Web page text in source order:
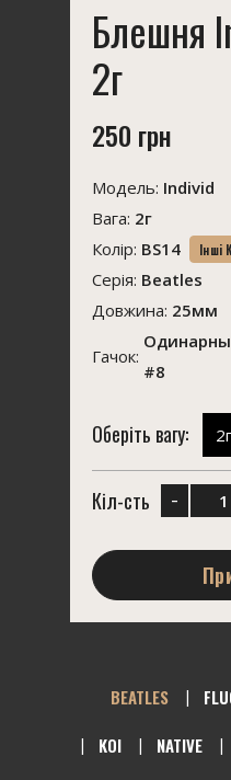
Блешня
2г
250 грн
Модель: Individ
Вага: 2г
Колір: BS14 Інші
Серія: Beatles
Довжина: 25мм
Гачок:
#8
Оберіть вагу: 2г
Кіл-сть -
BEATLES
KOI
NATIVE